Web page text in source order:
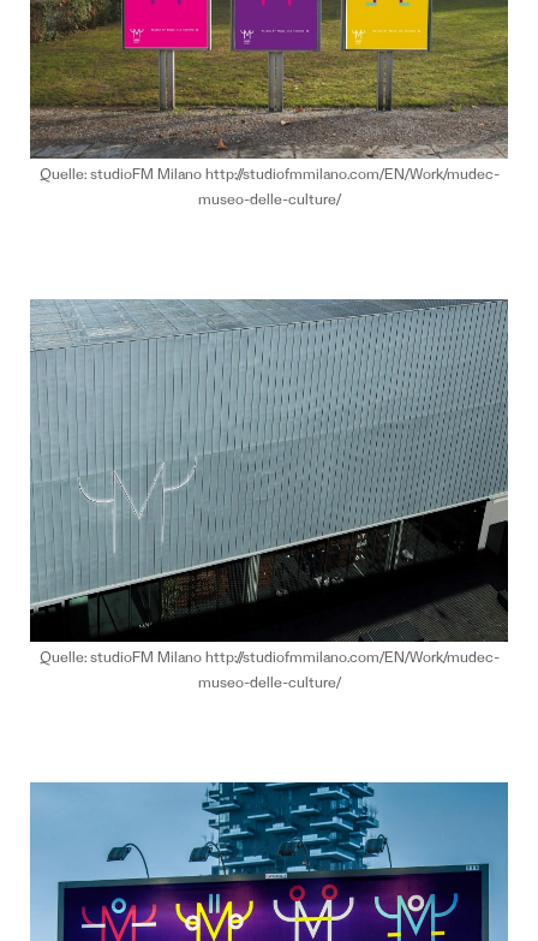
Quelle: studioFM Milano http://studiofmmilano.com/EN/Work/mudec-
museo-delle-culture/
Quelle: studioFM Milano http://studiofmmilano.com/EN/Work/mudec-
museo-delle-culture/